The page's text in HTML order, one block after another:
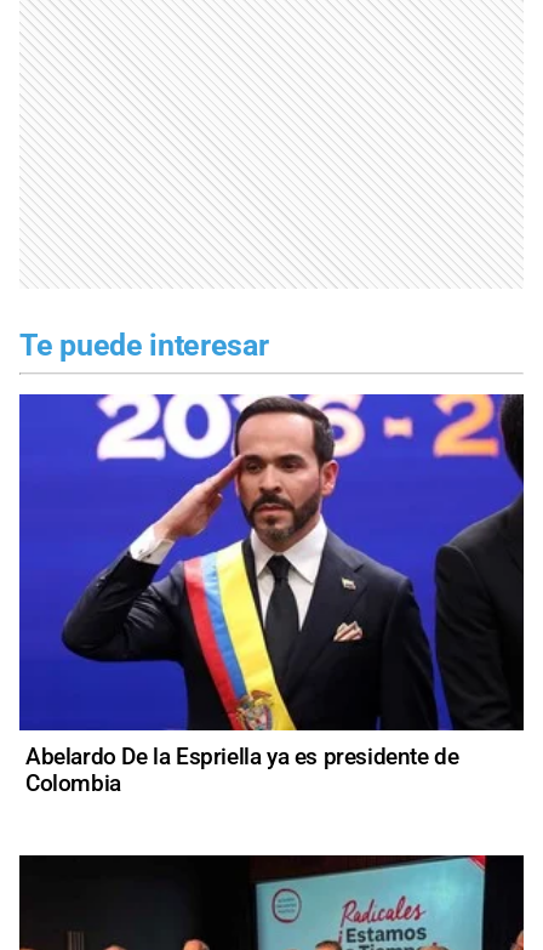
Te puede interesar
Abelardo De la Espriella ya es presidente de
Colombia